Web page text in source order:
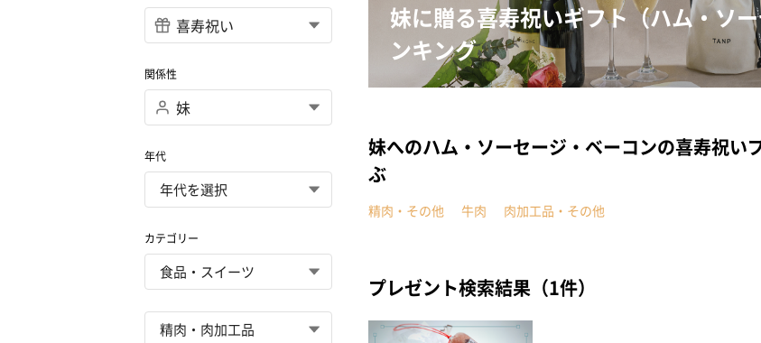
関係性
年代
カテゴリー
妹に贈る喜寿祝いギフト（ハム・ソ
ンキング
妹へのハム・ソーセージ・ベーコンの喜寿祝い
ぶ
精肉・その他 牛肉 肉加工品・その他
プレゼント検索結果（1件）